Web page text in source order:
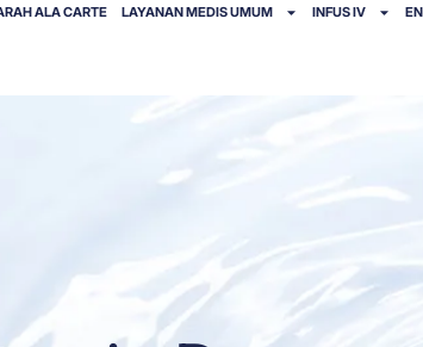
ALA CARTE LAYANAN MEDIS UMUM INFUS IV